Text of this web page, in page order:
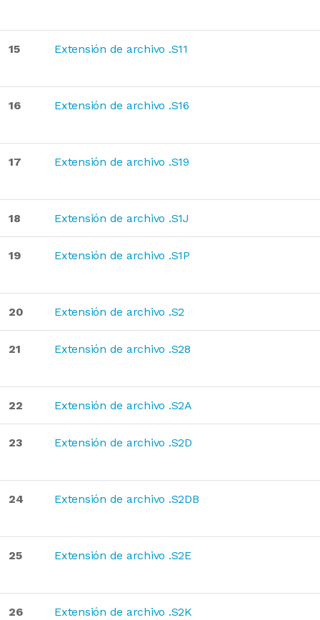
15 Extensión de archivo .S11
16 Extensión de archivo .S16
17 Extensión de archivo .S19
18 Extensión de archivo .S1J
19 Extensión de archivo .S1P
20 Extensión de archivo .S2
21 Extensión de archivo .S28
22 Extensión de archivo .S2A
23 Extensión de archivo .S2D
24 Extensión de archivo .S2DB
25 Extensión de archivo .S2E
26 Extensión de archivo .S2K